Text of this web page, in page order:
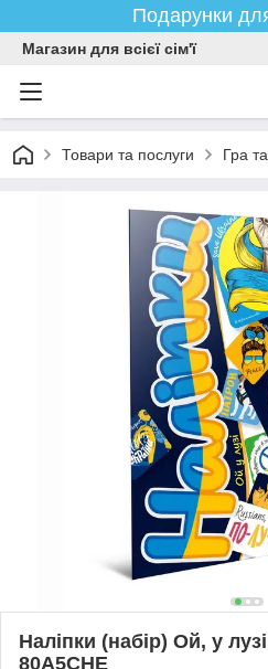
Подарунки для
Магазин для всієї сім'ї
Товари та послуги Гра
Наліпки (набір) Ой, у
80A5CHE